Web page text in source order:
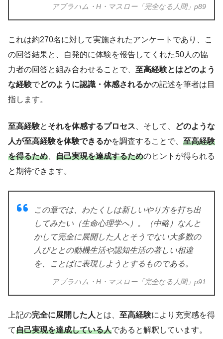
アブラハム・H・マスロー「完全なる人間」p89
これは約270名に対して実施されたアンケートであり、こ
の回答結果と、自発的に体験を報告してくれた50人の協
力者の回答と組み合わせることで、 至高経験とはどのよう
な経験でどのように認識・体感されるかの記述を筆者は目
指します。
至高経験と それを体感するプロセス 、そして、
どのような
人が至高経験を体験できるかを調査することで、 至高経験
を得るため
自己実現を達成するためのヒントが得られる
と期待できます。
この章では、わたくしは新しいやり方を打ち出
してみたい（生命心理学へ）。（中略）なんと
かして完全に展開した人とそうでない大多数の
人びととの動機生活や認知生活の著しい相違
を、ことばに表現しようとするものである。
アブラハム・H・マスロー「完全なる人間」p91
上記の完全に展開した人 とは、 至高経験により充実感を得
て自己実現を達成している人であると解釈しています。